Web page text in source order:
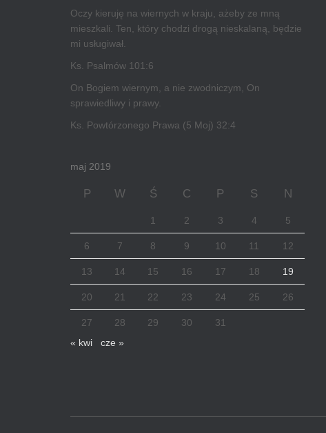
Oczy kieruję na wiernych w kraju, ażeby ze mną
mieszkali. Ten, który chodzi drogą nieskalaną, będzie
mi usługiwał.
Ks. Psalmów 101:6
On Bogiem wiernym, a nie zwodniczym, On
sprawiedliwy i prawy.
Ks. Powtórzonego Prawa (5 Moj) 32:4
maj 2019
P W Ś C P S N
1 2 3 4 5
6 7 8 9 10 11 12
13 14 15 16 17 18 19
20 21 22 23 24 25 26
27 28 29 30
31
« kwi
cze »